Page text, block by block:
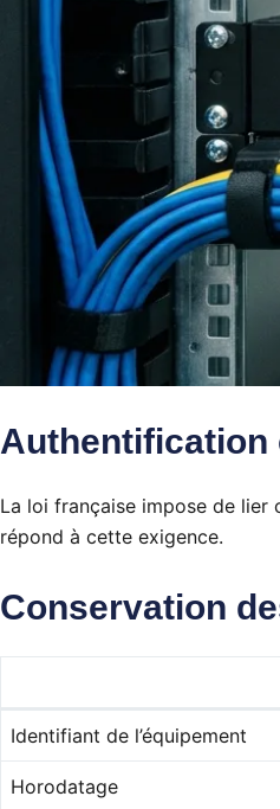
Authentification
La loi française impose de lier
répond à cette exigence.
Conservation
Identifiant de l’équipement
Horodatage